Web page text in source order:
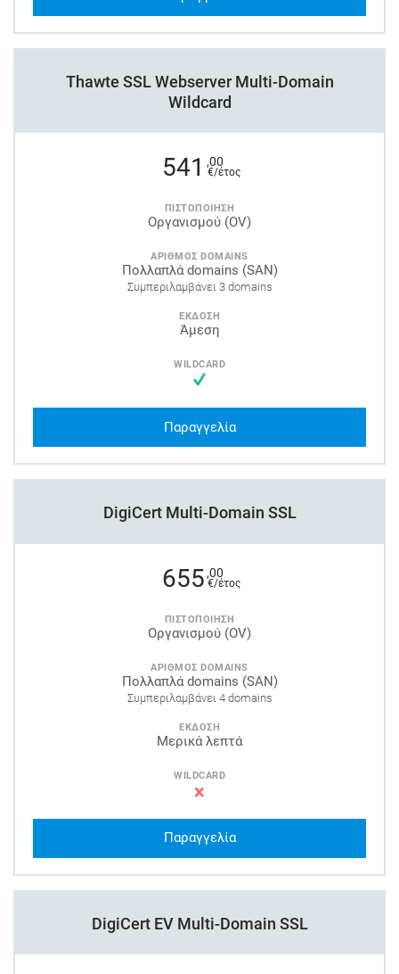
Thawte SSL Webserver Multi-Domain
Wildcard
541 ,00
€/έτος
ΠΙΣΤΟΠΟΙΗΣΗ
Οργανισμού (OV)
ΑΡΙΘΜΟΣ DOMAINS
Πολλαπλά domains (SAN)
Συμπεριλαμβάνει 3 domains
ΕΚΔΟΣΗ
Άμεση
WILDCARD
Παραγγελία
DigiCert Multi-Domain SSL
655 ,00
€/έτος
ΠΙΣΤΟΠΟΙΗΣΗ
Οργανισμού (OV)
ΑΡΙΘΜΟΣ DOMAINS
Πολλαπλά domains (SAN)
Συμπεριλαμβάνει 4 domains
ΕΚΔΟΣΗ
Μερικά λεπτά
WILDCARD
Παραγγελία
DigiCert EV Multi-Domain SSL